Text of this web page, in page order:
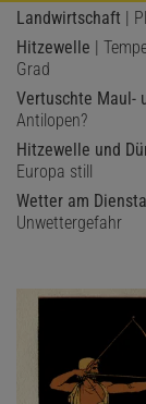
Landwirtschaft |
Hitzewelle |
Grad
Vertuschte Maul-
Antilopen?
Hitzewelle und
Europa still
Wetter am
Unwettergefahr